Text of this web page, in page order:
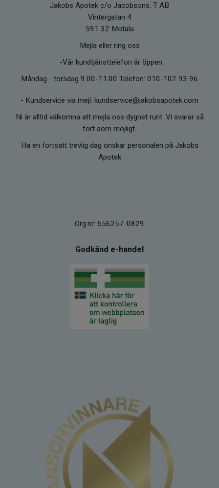
Jakobs Apotek c/o Jacobsons. T AB
Vintergatan 4
591 32 Motala
Mejla eller ring oss
-Vår kundtjänsttelefon är öppen:
Måndag - torsdag 9.00-11.00 Telefon: 010-102 93 96
- Kundservice via mejl: kundservice@jakobsapotek.com
Ni är alltid välkomna att mejla oss dygnet runt. Vi svarar så
fort som möjligt.
Ha en fortsatt trevlig dag önskar personalen på Jakobs
Apotek
Org.nr: 556257-0829
Godkänd e-handel